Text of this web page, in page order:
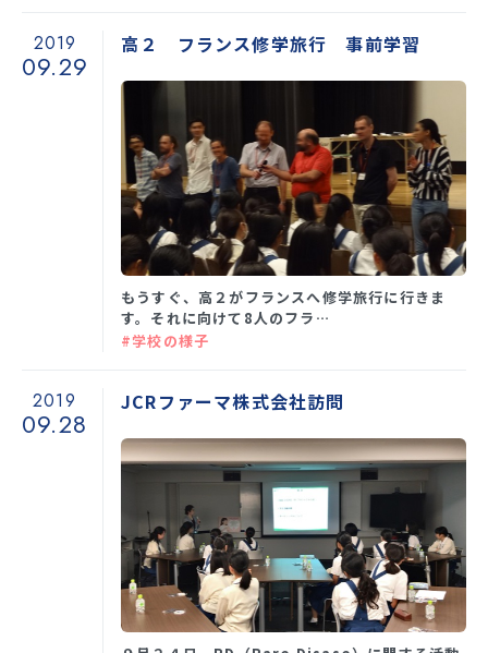
2019
09.29
高２ フランス修学旅行 事前学習
もうすぐ、高２がフランスへ修学旅行に行きま
す。それに向けて8人のフラ…
#学校の様子
2019
09.28
JCRファーマ株式会社訪問